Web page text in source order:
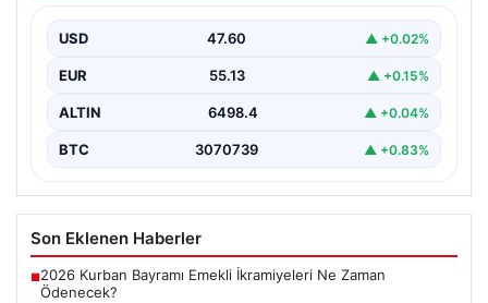
USD 47.60 ▲ +0.02%
EUR 55.13 ▲ +0.15%
ALTIN 6498.4 ▲ +0.04%
BTC 3070739 ▲ +0.83%
Son Eklenen Haberler
■2026 Kurban Bayramı Emekli İkramiyeleri Ne Zaman
Ödenecek?